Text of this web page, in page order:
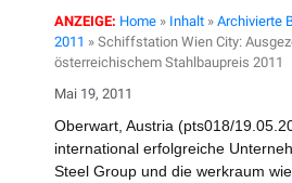
ANZEIGE: Home » Inhalt » Archivierte
2011 » Schiffstation Wien City:
österreichischem Stahlbaupreis 2011
Mai 19, 2011
Oberwart, Austria (pts018/
international erfolgreiche
Steel Group und die werkraum